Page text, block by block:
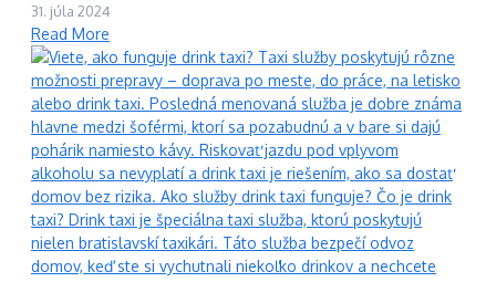
31. júla 2024
Read More